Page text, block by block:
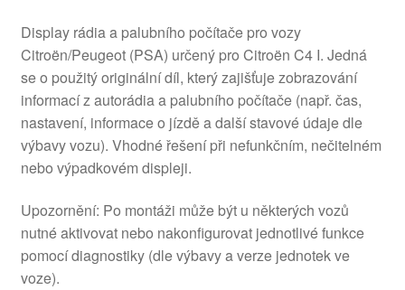
Display rádia a palubního počítače pro vozy
Citroën/Peugeot (PSA) určený pro Citroën C4 I. Jedná
se o použitý originální díl, který zajišťuje zobrazování
informací z autorádia a palubního počítače (např. čas,
nastavení, informace o jízdě a další stavové údaje dle
výbavy vozu). Vhodné řešení při nefunkčním, nečitelném
nebo výpadkovém displeji.
Upozornění: Po montáži může být u některých vozů
nutné aktivovat nebo nakonfigurovat jednotlivé funkce
pomocí diagnostiky (dle výbavy a verze jednotek ve
voze).